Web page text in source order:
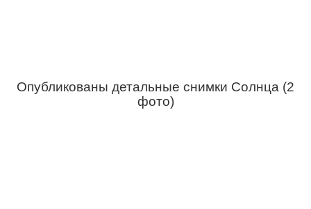
Опубликованы детальные снимки Солнца (2
фото)